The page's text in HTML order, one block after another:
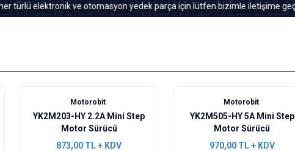
elektronik ve otomasyon yedek parça için lütfen bizimle iletişime geçiniz.
Motorobit
YK2M203-HY 2.2A Mini Step
Motor Sürücü
873,00 TL + KDV
Motorobit
YK2M505-HY 5A Mini Step
Motor Sürücü
970,00TL + KDV